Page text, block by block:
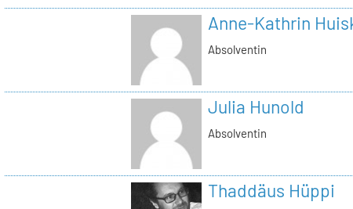
Anne-Kathrin
Absolventin
Julia Hunold
Absolventin
Thaddäus Hüppi